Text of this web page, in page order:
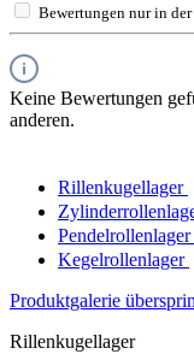
Bewertungen nur in
Keine Bewertungen
anderen.
Rillenkugellager
Pendelrollenlager
Kegelrollenlager
Produktgalerie
Rillenkugellager